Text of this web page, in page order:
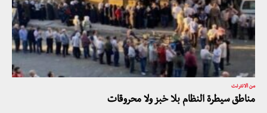
من الانترنت
مناطق سيطرة النظام بلا خبز ولا محروقات